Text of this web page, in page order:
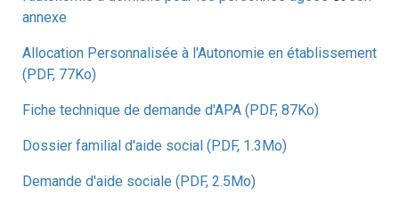
annexe
Allocation Personnalisée à l'Autonomie en établissement
(PDF, 77Ko)
Fiche technique de demande d'APA (PDF, 87Ko)
Dossier familial d'aide social (PDF, 1.3Mo)
Demande d'aide sociale (PDF, 2.5Mo)